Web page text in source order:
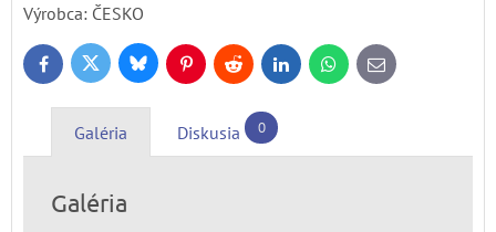
Výrobca: ČESKO
FacebookTwitter BlueskyPinterestReddit LinkedInWhatsApp
E-
mail
Galéria Diskusia 0
Galéria